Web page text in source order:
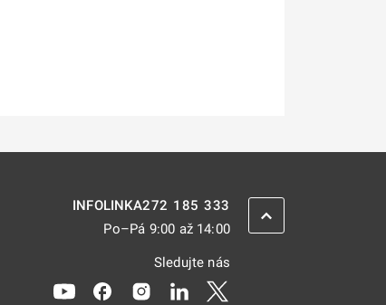
INFOLINKA272 185 333
Po–Pá 9:00 až 14:00
Sledujte nás
Odkaz se otevře na nové kartě
Odkaz se otevře na nové kartě
Odkaz se otevře na nové kartě
Odkaz se otevře na nové
ZPĚT NAHORU